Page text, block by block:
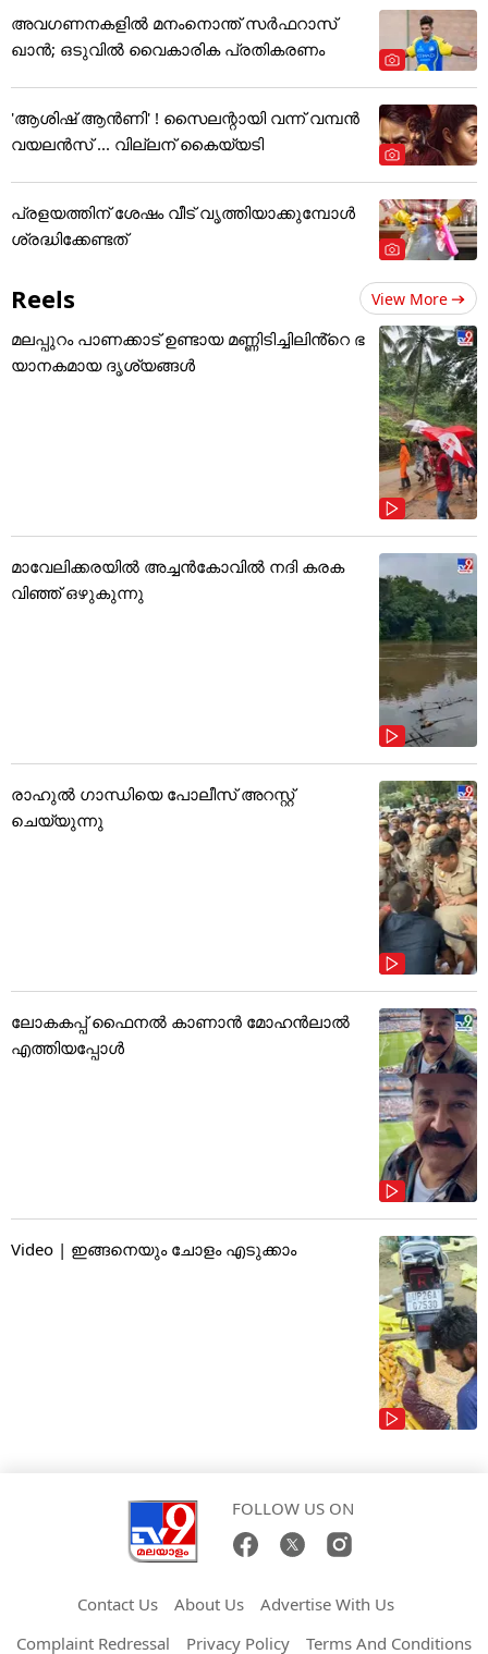
അവഗണനകളില്‍ മനംനൊന്ത് സര്‍ഫറാസ്
ഖാന്‍; ഒടുവില്‍ വൈകാരിക പ്രതികരണം
'ആശിഷ് ആൻണി' ! സൈലന്റായി വന്ന് വമ്പൻ
വയലൻസ് ... വില്ലന് കൈയ്യടി
പ്രളയത്തിന് ശേഷം വീട് വൃത്തിയാക്കുമ്പോൾ
ശ്രദ്ധിക്കേണ്ടത്
Reels View More
മലപ്പുറം പാണക്കാട് ഉണ്ടായ മണ്ണിടിച്ചിലിൻ്റെ ഭ
യാനകമായ ദൃശ്യങ്ങൾ
മാവേലിക്കരയിൽ അച്ചൻകോവിൽ നദി കരക
വിഞ്ഞ് ഒഴുകുന്നു
രാഹുൽ ഗാന്ധിയെ പോലീസ് അറസ്റ്റ്
ചെയ്യുന്നു
ലോകകപ്പ് ഫൈനൽ കാണാൻ മോഹൻലാൽ
എത്തിയപ്പോൾ
Video | ഇങ്ങനെയും ചോളം എടുക്കാം
FOLLOW US ON
Contact Us About Us
Advertise With Us
Complaint Redressal
Privacy Policy Terms And Conditions